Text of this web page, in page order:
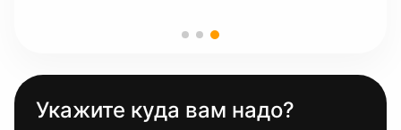
Укажите куда вам надо?